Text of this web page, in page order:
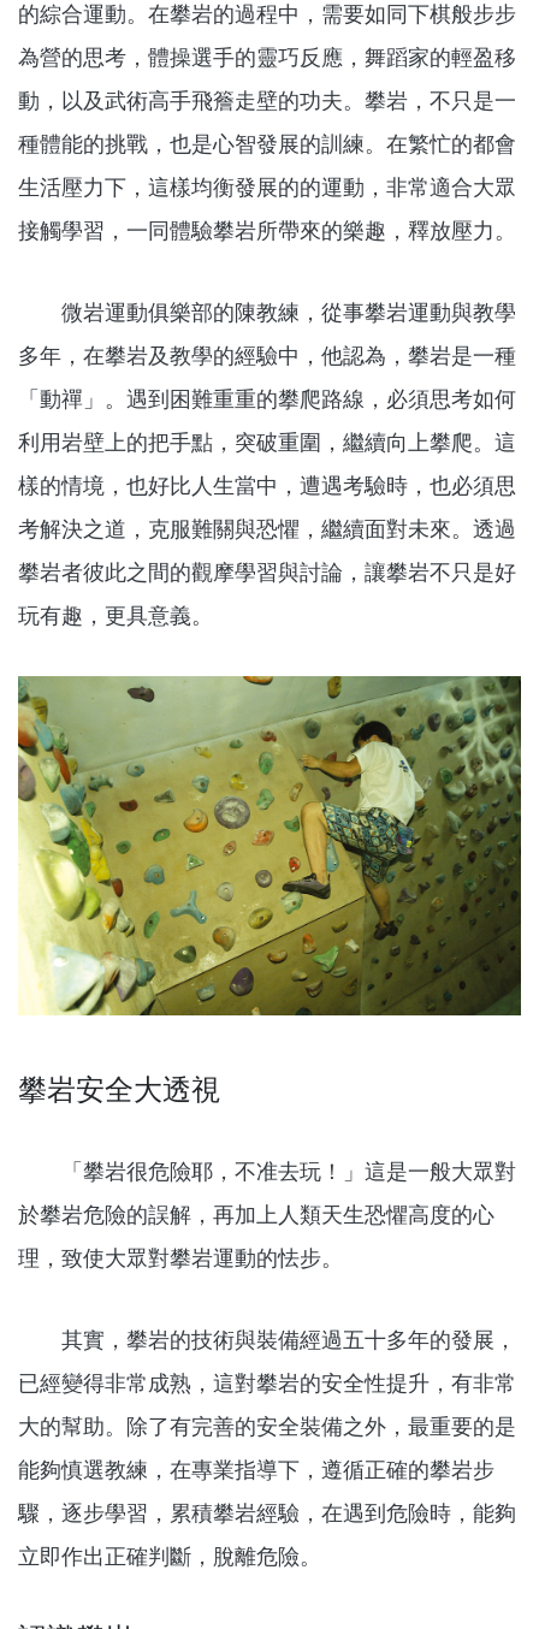
的綜合運動。在攀岩的過程中，需要如同下棋般步步
為營的思考，體操選手的靈巧反應，舞蹈家的輕盈移
動，以及武術高手飛簷走壁的功夫。攀岩，不只是一
種體能的挑戰，也是心智發展的訓練。在繁忙的都會
生活壓力下，這樣均衡發展的的運動，非常適合大眾
接觸學習，一同體驗攀岩所帶來的樂趣，釋放壓力。
微岩運動俱樂部的陳教練，從事攀岩運動與教學
多年，在攀岩及教學的經驗中，他認為，攀岩是一種
「動禪」。遇到困難重重的攀爬路線，必須思考如何
利用岩壁上的把手點，突破重圍，繼續向上攀爬。這
樣的情境，也好比人生當中，遭遇考驗時，也必須思
考解決之道，克服難關與恐懼，繼續面對未來。透過
攀岩者彼此之間的觀摩學習與討論，讓攀岩不只是好
玩有趣，更具意義。
攀岩安全大透視
「攀岩很危險耶，不准去玩！」這是一般大眾對
於攀岩危險的誤解，再加上人類天生恐懼高度的心
理，致使大眾對攀岩運動的怯步。
其實，攀岩的技術與裝備經過五十多年的發展，
已經變得非常成熟，這對攀岩的安全性提升，有非常
大的幫助。除了有完善的安全裝備之外，最重要的是
能夠慎選教練，在專業指導下，遵循正確的攀岩步
驟，逐步學習，累積攀岩經驗，在遇到危險時，能夠
立即作出正確判斷，脫離危險。